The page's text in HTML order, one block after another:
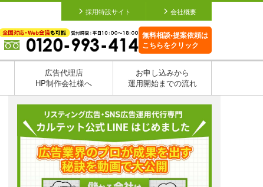
採用特設サイト 会社概要
無料相談•提案依頼は
こちらをクリック
広告代理店
HP制作会社様へ
お申し込みから
運用開始までの流れ